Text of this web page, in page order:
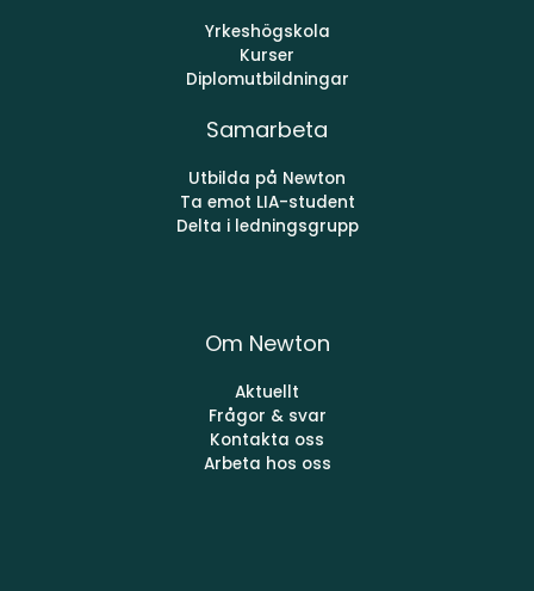
Yrkeshögskola
Kurser
Diplomutbildningar
Samarbeta
Utbilda på Newton
Ta emot LIA-student
Delta i ledningsgrupp
Om Newton
Aktuellt
Frågor & svar
Kontakta oss
Arbeta hos oss